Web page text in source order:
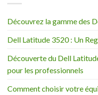
Découvrez la gamme des
Dell Latitude 3520 : Un
Découverte du Dell
pour les professionnels
Comment choisir votre